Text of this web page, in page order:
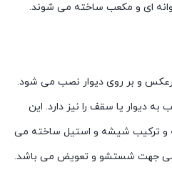
ای و مکعب ساخته می شوند.
و بر روی دیوار نصب می شود.
دیوار یا سقف را نیز دارد. این
و ترکیب شیشه و استیل ساخته می
جهت شستشو و تعویض می باشد.